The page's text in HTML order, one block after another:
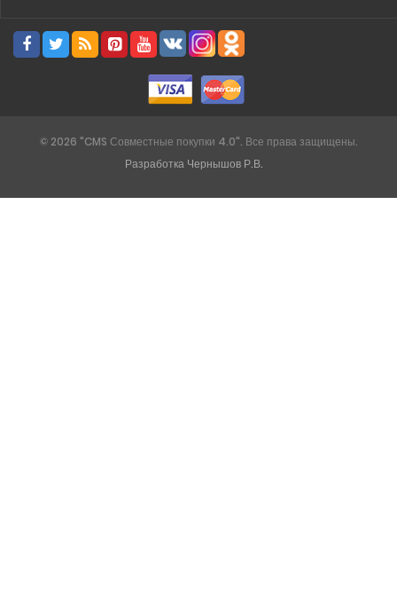
© 2026 "CMS Совместные покупки 4.0". Все права защищены.
Разработка Чернышов Р.В.